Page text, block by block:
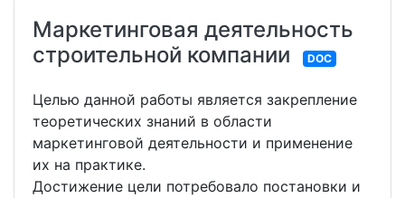
Маркетинговая деятельность
строительной компании
DOC
Целью данной работы является закрепление
теоретических знаний в области
маркетинговой деятельности и применение
их на практике.
Достижение цели потребовало постановки и